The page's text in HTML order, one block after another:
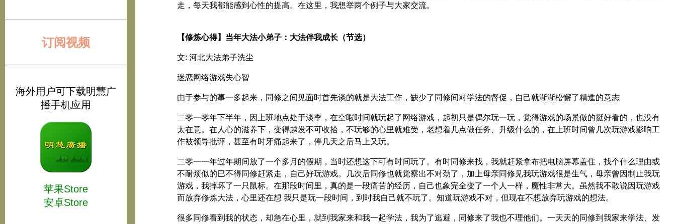
订阅视频
海外用户可下载明慧广
播手机应用
苹果Store
安卓Store
走，每天我都能感到心性的提高。在这里，我想举两个例子与大家交流。
【修炼心得】当年大法小弟子：大法伴我成长（节选）
文: 河北大法弟子洗尘
迷恋网络游戏失心智
由于参与的事一多起来，同修之间见面时首先谈的就是大法工作，缺少了同修间对学法的督促，自己就渐渐松懈了精進的意志
二零一零年下半年，因上班地点处于淡季，在空暇时间就玩起了网络游戏，起初只是偶尔玩一玩，觉得游戏的场景做的挺好看的，也没有
太在意。在人心的滋养下，变得越发不可收拾，不玩够的心里就难受，老想着几点做任务、升级什么的，在上班时间曾几次玩游戏影响工
作被领导批评，甚至有时牙痛起来了，停几天之后马上又玩。
二零一一年过年期间放了一个多月的假期，当时还想这下可有时间玩了。有时同修来找，我就赶紧拿布把电脑屏幕盖住，找个什么理由或
不耐烦似的巴不得同修赶紧走，自己好玩游戏。几次后同修也就觉察出不对劲了，加上母亲同修见我玩游戏很是生气，母亲曾因制止我玩
游戏，我摔坏了一只鼠标。在那段时间里，真的是一段痛苦的经历，自己也象完全变了一个人一样，魔性非常大。虽然我不敢说因玩游戏
而放弃修炼大法，心里还在想 我只是玩一段时间，到时我自己就不玩了。知道玩游戏不对，但现在不想放弃玩游戏的想法。
很多同修看到我的状态，却急在心里，就到我家来和我一起学法，我为了逃避，同修来了我也不理他们。一天天的同修到我家来学法、发